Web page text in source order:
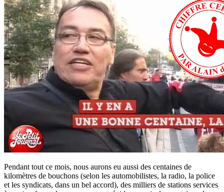
Pendant tout ce mois, nous aurons eu aussi des centaines de
kilomètres de bouchons (selon les automobilistes, la radio, la police
et les syndicats, dans un bel accord), des milliers de stations services